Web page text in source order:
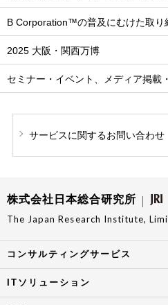
B Corporation™の普及にむけた取り
2025 大阪・関西万博
セミナー・イベント、メディア掲
サービスに関するお問い合わせ
株式会社日本総合研究所
The Japan Research Institute,
コンサルティングサービス
ITソリューション